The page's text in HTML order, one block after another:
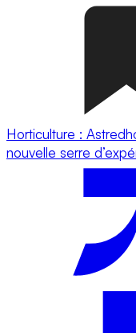
Horticulture :
nouvelle serre